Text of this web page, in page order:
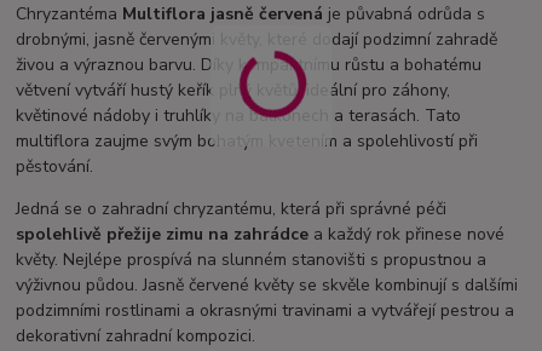
Chryzantéma Multiflora jasně červená je půvabná odrůda s
drobnými, jasně červenými květy, které dodají podzimní zahradě
živou a výraznou barvu. Díky kompaktnímu růstu a bohatému
větvení vytváří hustý keřík plný květů, ideální pro záhony,
květinové nádoby i truhlíky na balkonech a terasách. Tato
multiflora zaujme svým bohatým kvetením a spolehlivostí při
pěstování.
Jedná se o zahradní chryzantému, která při správné péči
spolehlivě přežije zimu na zahrádce a každý rok přinese nové
květy. Nejlépe prospívá na slunném stanovišti s propustnou a
výživnou půdou. Jasně červené květy se skvěle kombinují s dalšími
podzimními rostlinami a okrasnými travinami a vytvářejí pestrou a
dekorativní zahradní kompozici.